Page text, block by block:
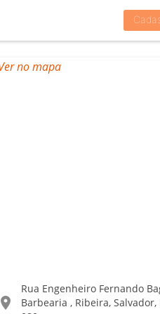
Rua Engenheiro Fernando
Barbearia , Ribeira, Salvador,